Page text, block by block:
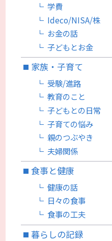
学費
Ideco/NISA/株
お金の話
子どもとお金
家族・子育て
受験/進路
教育のこと
子どもとの日常
子育ての悩み
親のつぶやき
夫婦関係
食事と健康
健康の話
日々の食事
食事の工夫
暮らしの記録